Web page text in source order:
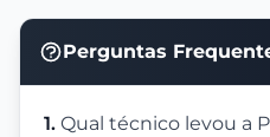
Perguntas
1. Qual técnico levou a